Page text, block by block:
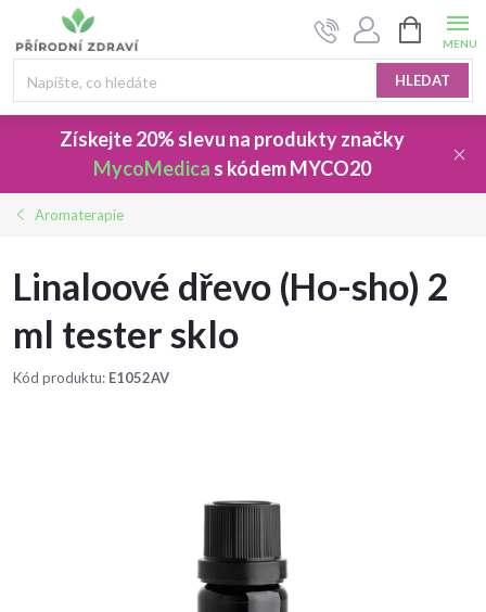
obsah
HLEDAT
KOŠÍK
Získejte 20% slevu na produkty značky
MycoMedica s kódemMYCO20
Aromaterapie
Linaloové dřevo (Ho-sho) 2
ml tester sklo
Kód produktu: E1052AV